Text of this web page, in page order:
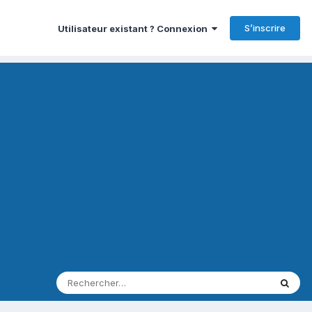
Utilisateur existant ? Connexion S’inscrire